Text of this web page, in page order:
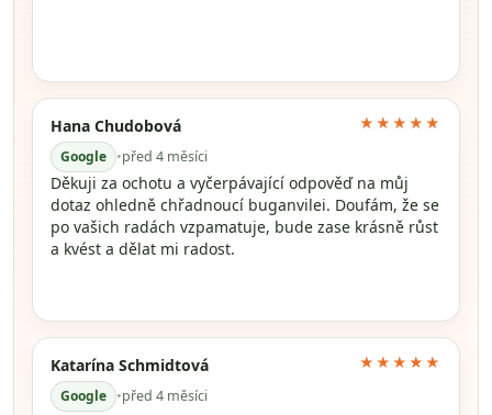
Hana Chudobová
Google •před 4 měsíci
★★★★★
Děkuji za ochotu a vyčerpávající odpověď na můj
dotaz ohledně chřadnoucí buganvilei. Doufám, že se
po vašich radách vzpamatuje, bude zase krásně růst
a kvést a dělat mi radost.
Katarína Schmidtová
Google •před 4 měsíci
★★★★★